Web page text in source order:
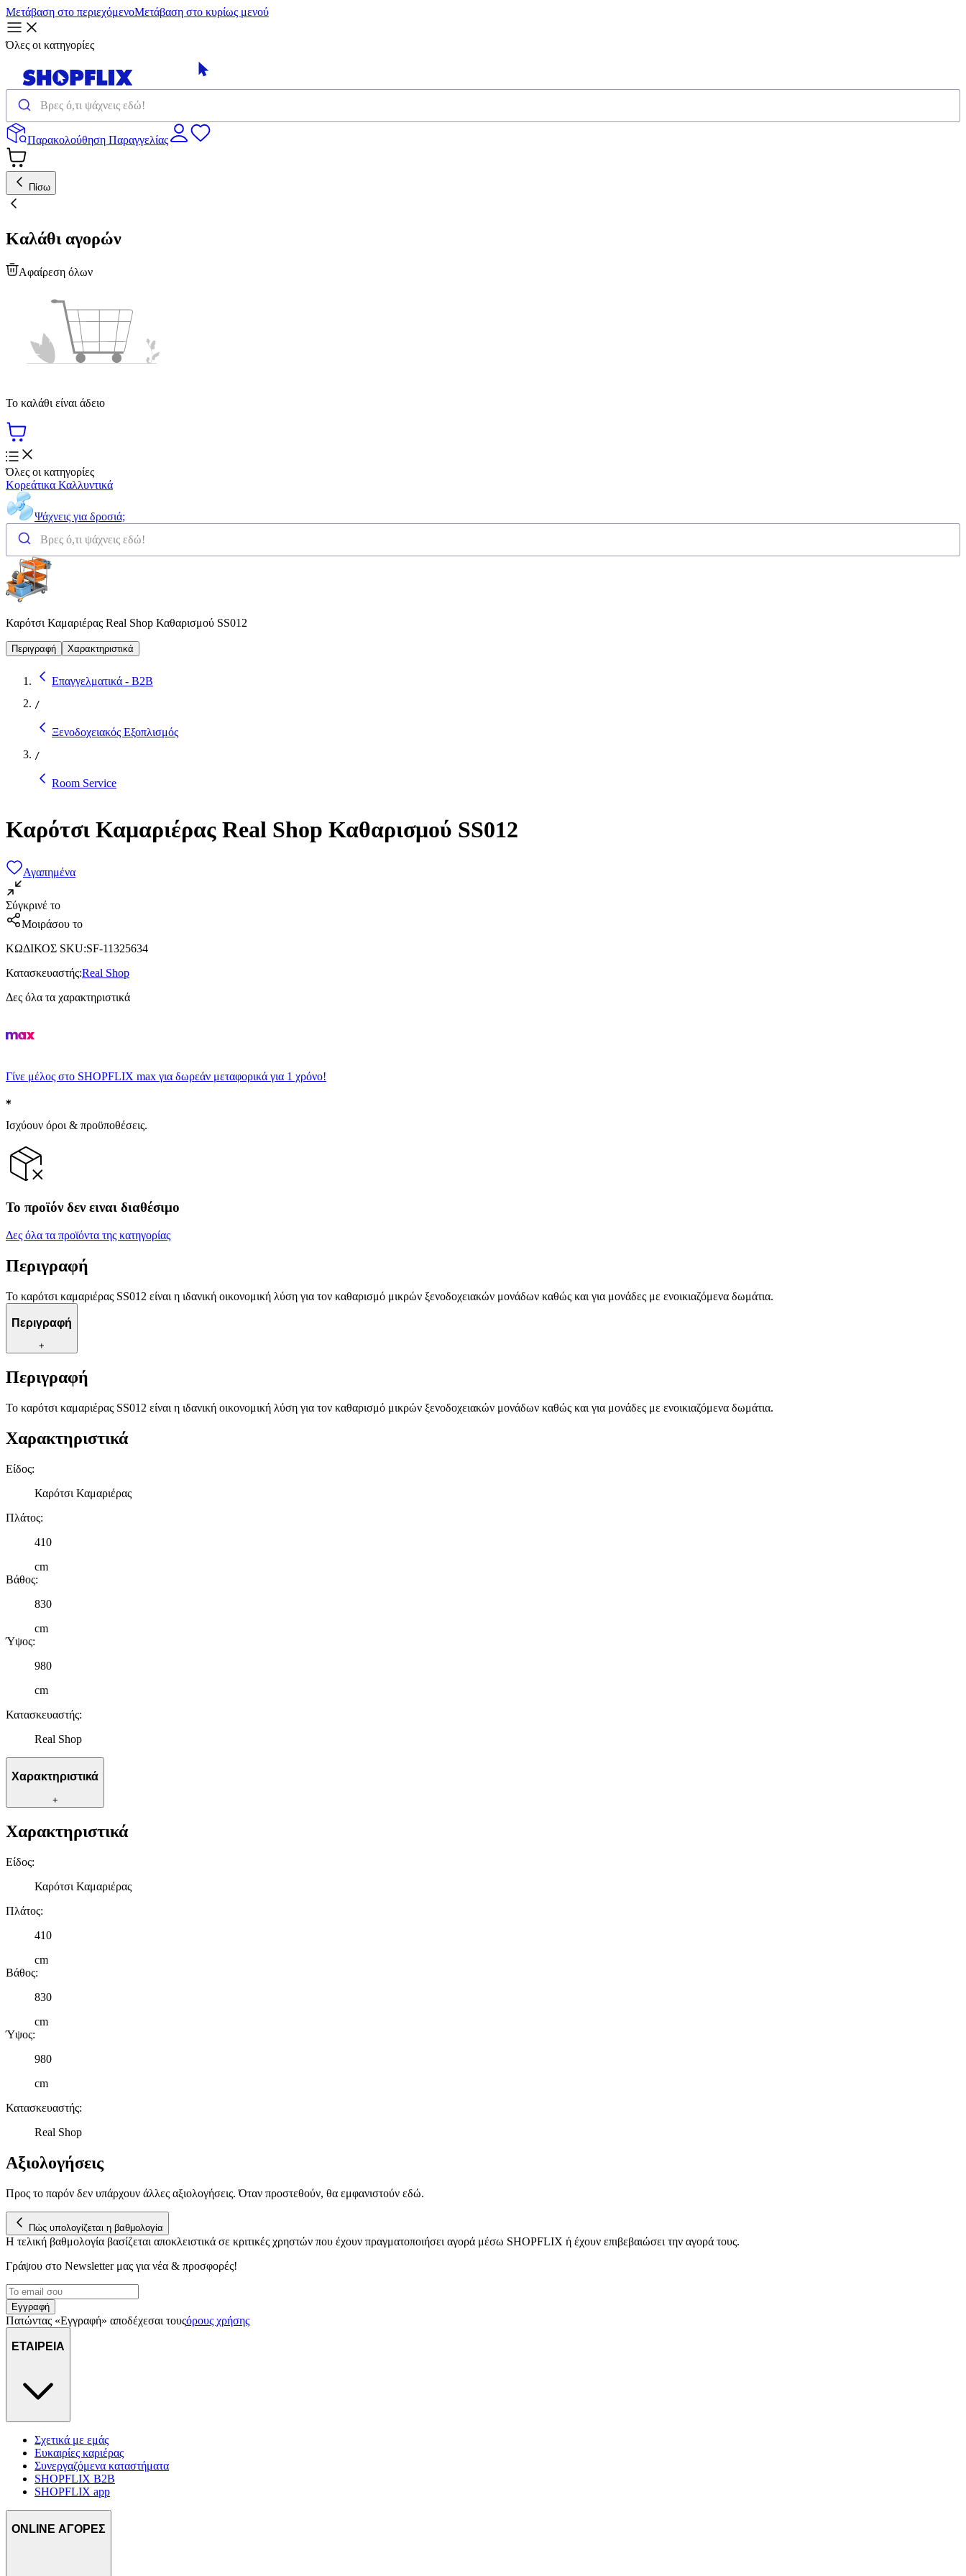
Μετάβαση στο περιεχόμενοΜετάβαση στο κυρίως μενού
Όλες οι κατηγορίες
Παρακολούθηση Παραγγελίας
Πίσω
Καλάθι αγορών
Αφαίρεση όλων
Το καλάθι είναι άδειο
Όλες οι κατηγορίες
Κορεάτικα Καλλυντικά
Ψάχνεις για δροσιά;
Καρότσι Καμαριέρας Real Shop Καθαρισμού SS012
Περιγραφή Χαρακτηριστικά
Επαγγελματικά - B2B
/
Ξενοδοχειακός Εξοπλισμός
/
Room Service
Καρότσι Καμαριέρας Real Shop Καθαρισμού SS012
Αγαπημένα
Σύγκρινέ το
Μοιράσου το
ΚΩΔΙΚΟΣ SKU:SF-11325634
Κατασκευαστής:Real Shop
Δες όλα τα χαρακτηριστικά
Γίνε μέλος στο SHOPFLIX max για δωρεάν μεταφορικά για 1 χρόνο!
Ισχύουν όροι & προϋποθέσεις.
Το προϊόν δεν ειναι διαθέσιμο
Δες όλα τα προϊόντα της κατηγορίας
Περιγραφή
Το καρότσι καμαριέρας SS012 είναι η ιδανική οικονομική λύση για τον καθαρισμό μικρών ξενοδοχειακών μονάδων καθώς και για μονάδες με ενοικιαζόμενα δωμάτια.
Περιγραφή
+
Περιγραφή
Το καρότσι καμαριέρας SS012 είναι η ιδανική οικονομική λύση για τον καθαρισμό μικρών ξενοδοχειακών μονάδων καθώς και για μονάδες με ενοικιαζόμενα δωμάτια.
Χαρακτηριστικά
Είδος:
Καρότσι Καμαριέρας
Πλάτος:
410
cm
Βάθος:
830
cm
Ύψος:
980
cm
Κατασκευαστής:
Real Shop
Χαρακτηριστικά
+
Χαρακτηριστικά
Είδος:
Καρότσι Καμαριέρας
Πλάτος:
410
cm
Βάθος:
830
cm
Ύψος:
980
cm
Κατασκευαστής:
Real Shop
Αξιολογήσεις
Προς το παρόν δεν υπάρχουν άλλες αξιολογήσεις. Όταν προστεθούν, θα εμφανιστούν εδώ.
Πώς υπολογίζεται η βαθμολογία
Η τελική βαθμολογία βασίζεται αποκλειστικά σε κριτικές χρηστών που έχουν πραγματοποιήσει αγορά μέσω SHOPFLIX ή έχουν επιβεβαιώσει την αγορά τους.
Γράψου στο Νewsletter μας για νέα & προσφορές!
Εγγραφή
Πατώντας «Εγγραφή» αποδέχεσαι τουςόρους χρήσης
ΕΤΑΙΡΕΙΑ
Σχετικά με εμάς
Ευκαιρίες καριέρας
Συνεργαζόμενα καταστήματα
SHOPFLIX B2B
SHOPFLIX app
ONLINE ΑΓΟΡΕΣ